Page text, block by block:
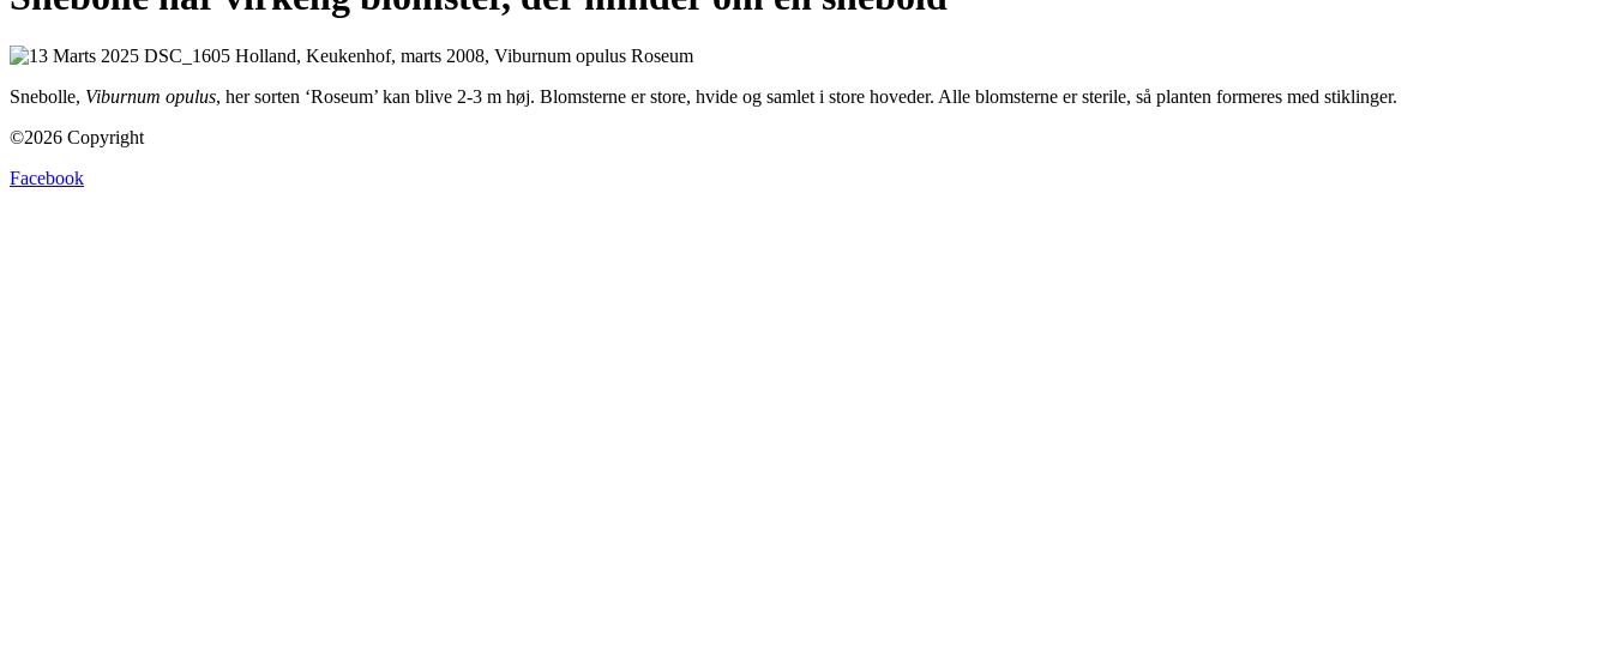
Snebolle, Viburnum opulus, her sorten ‘Roseum’ kan blive 2-3 m høj. Blomsterne er store, hvide og samlet i store hoveder. Alle blomsterne er sterile, så planten formeres med stiklinger.
©2026 Copyright
Facebook